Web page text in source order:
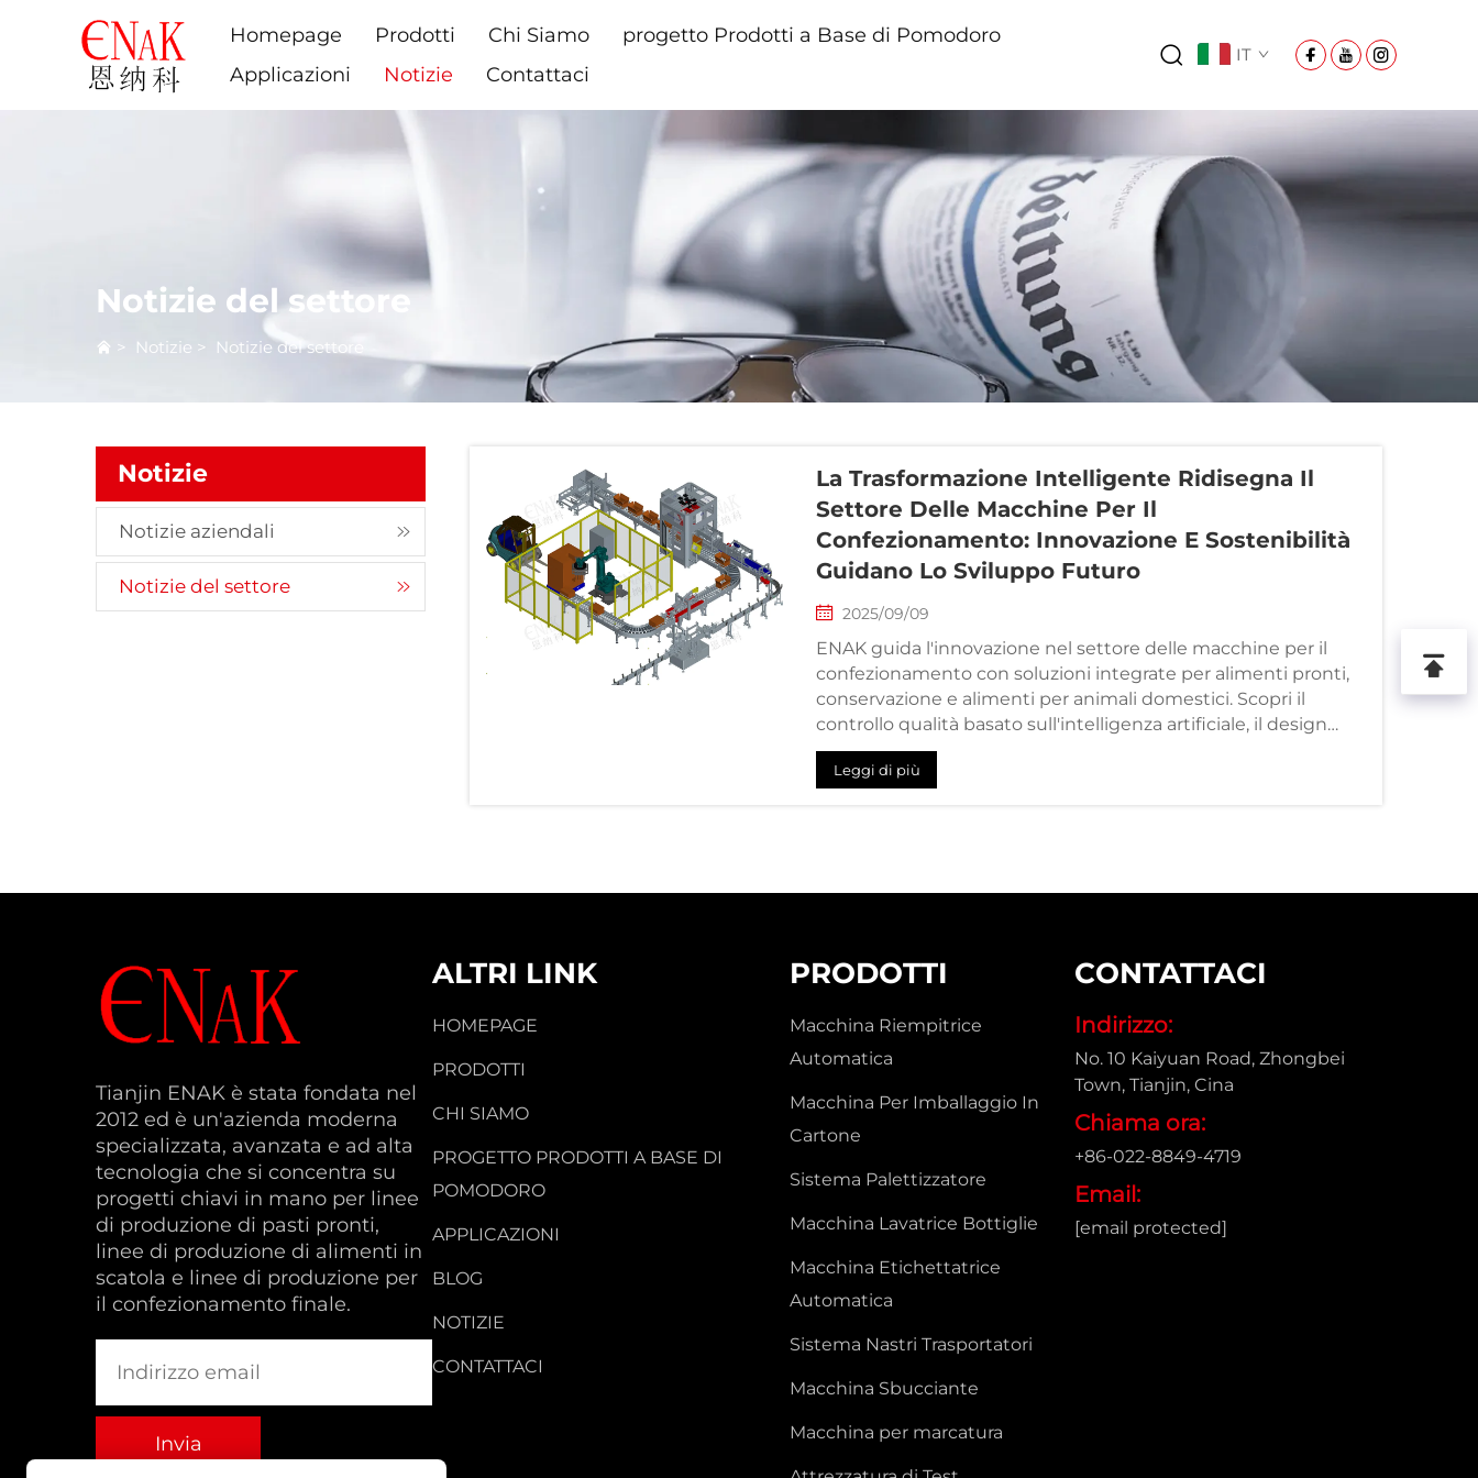
Homepage Prodotti Chi Siamo
progetto Prodotti a Base di Pomodoro
Applicazioni
Notizie Contattaci
IT
Notizie del settore
> Notizie > Notizie del settore
Notizie
Notizie aziendali
Notizie del settore
La Trasformazione Intelligente Ridisegna Il
Settore Delle Macchine Per Il
Confezionamento: Innovazione E Sostenibilità
Guidano Lo Sviluppo Futuro
2025/09/09
ENAK guida l'innovazione nel settore delle macchine per il
confezionamento con soluzioni integrate per alimenti pronti,
conservazione e alimenti per animali domestici. Scopri il
controllo qualità basato sull'intelligenza artificiale, il design
sostenibile e l'automazione personalizzabile per i mercati
globali.
Leggi di più
Tianjin ENAK è stata fondata nel
2012 ed è un'azienda moderna
specializzata, avanzata e ad alta
tecnologia che si concentra su
progetti chiavi in mano per linee
di produzione di pasti pronti,
linee di produzione di alimenti in
scatola e linee di produzione per
il confezionamento finale.
ALTRI LINK
HOMEPAGE
PRODOTTI
CHI SIAMO
PROGETTO PRODOTTI A BASE DI
POMODORO
APPLICAZIONI
BLOG
NOTIZIE
CONTATTACI
PRODOTTI
Macchina Riempitrice
Automatica
Macchina Per Imballaggio In
Cartone
Sistema Palettizzatore
Macchina Lavatrice Bottiglie
Macchina Etichettatrice
Automatica
Sistema Nastri Trasportatori
Macchina Sbucciante
Macchina per marcatura
CONTATTACI
Indirizzo:
No. 10 Kaiyuan Road, Zhongbei
Town, Tianjin, Cina
Chiama ora:
+86-022-8849-4719
Email:
[email protected]